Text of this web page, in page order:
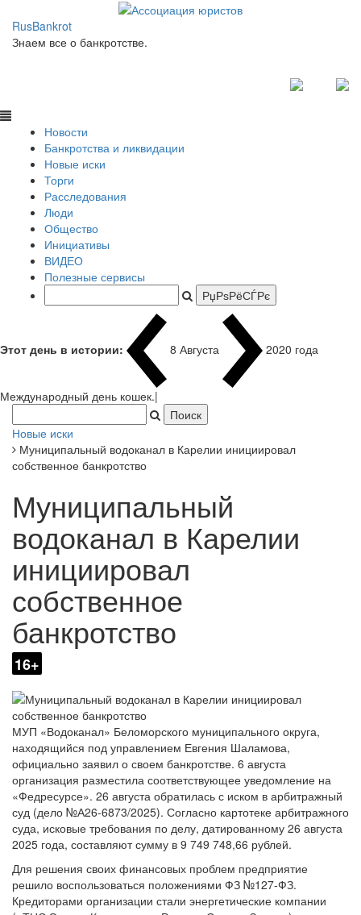
RusBankrot
Знаем все о банкротстве.
Новости
Банкротства и ликвидации
Новые иски
Торги
Расследования
Люди
Общество
Инициативы
ВИДЕО
Полезные сервисы
Этот день в истории: 8 Августа 19|
Муниципальный водоканал в Карелии инициировал
собственное банкротство
Муниципальный
водоканал в Карелии
инициировал
собственное
банкротство
16+
МУП «Водоканал» Беломорского муниципального округа,
находящийся под управлением Евгения Шаламова,
официально заявил о своем банкротстве. 6 августа
организация разместила соответствующее уведомление на
«Федресурсе». 26 августа обратилась с иском в арбитражный
суд (дело №А26-6873/2025). Согласно картотеке арбитражного
суда, исковые требования по делу, датированному 26 августа
2025 года, составляют сумму в 9 749 748,66 рублей.
Для решения своих финансовых проблем предприятие
решило воспользоваться положениями ФЗ №127-ФЗ.
Кредиторами организации стали энергетические компании
(«ТНС Энерго Карелия» и «Россети Северо-Запад»),